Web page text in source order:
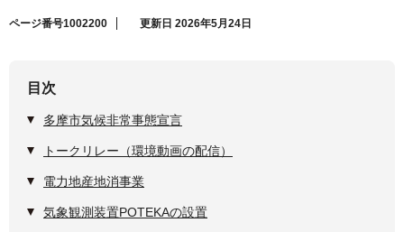
ページ番号1002200 更新日 2026年5月24日
目次
多摩市気候非常事態宣言
トークリレー（環境動画の配信）
電力地産地消事業
気象観測装置POTEKAの設置